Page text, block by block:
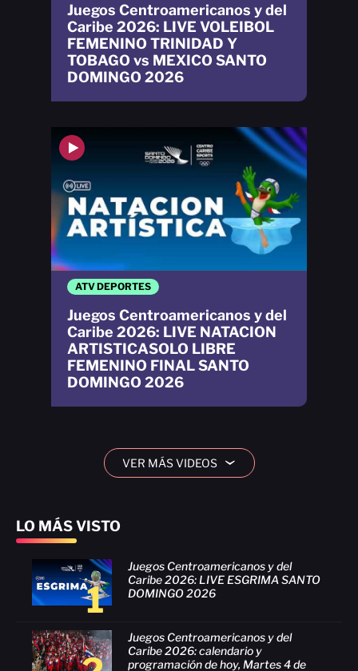
LO MÁS VISTO
1
Juegos Centroamericanos y del
Caribe 2026: LIVE ESGRIMA SANTO
DOMINGO 2026
Juegos Centroamericanos y del
Caribe 2026: calendario y
programación de hoy, Martes 4 de
ATV DEPORTES
Juegos Centroamericanos y del
Caribe 2026: LIVE NATACION
ARTISTICASOLO LIBRE
FEMENINO FINAL SANTO
DOMINGO 2026
Juegos Centroamericanos y del
Caribe 2026: LIVE VOLEIBOL
FEMENINO TRINIDAD Y
TOBAGO vs MEXICO SANTO
DOMINGO 2026
VER MÁS VIDEOS ›